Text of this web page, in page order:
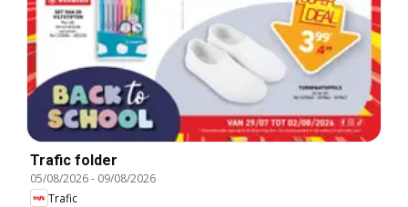
Trafic folder
05/08/2026- 09/08/2026
Trafic